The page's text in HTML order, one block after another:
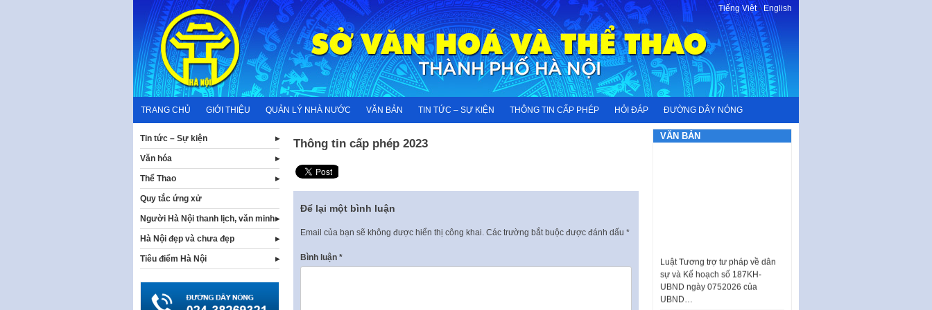
content
Tiếng Việt-English
TRANG CHỦ GIỚI THIỆU QUẢN LÝ NHÀ NƯỚC VĂN BẢN TIN TỨC – SỰ KIỆN THÔNG TIN CẤP PHÉP HỎI ĐÁP ĐƯỜNG DÂY NÓNG
Thông tin cấp phép 2023
Để lại một bình luận
Email của bạn sẽ không được hiển thị công khai. Các trường bắt buộc được đánh dấu *
Bình luận *
Tin tức – Sự kiện
Văn hóa
Thể Thao
Quy tắc ứng xử
Người Hà Nội thanh lịch, văn minh
Hà Nội đẹp và chưa đẹp
Tiêu điểm Hà Nội
VĂN BẢN
sự và Kế hoạch số 187KH-
UBND ngày 0752026 của
UBND…